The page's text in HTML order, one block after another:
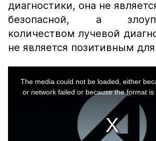
диагностики, она не
безопасной, а
количеством лучевой
не является позитивным
The media could not be loaded, either
or network failed or because the format is